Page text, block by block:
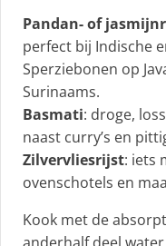
Pandan- of
perfect bij Indische
Sperziebonen op
Surinaams.
Basmati: droge,
naast curry’s en
Zilvervliesrijst: iets
ovenschotels en
Kook met de